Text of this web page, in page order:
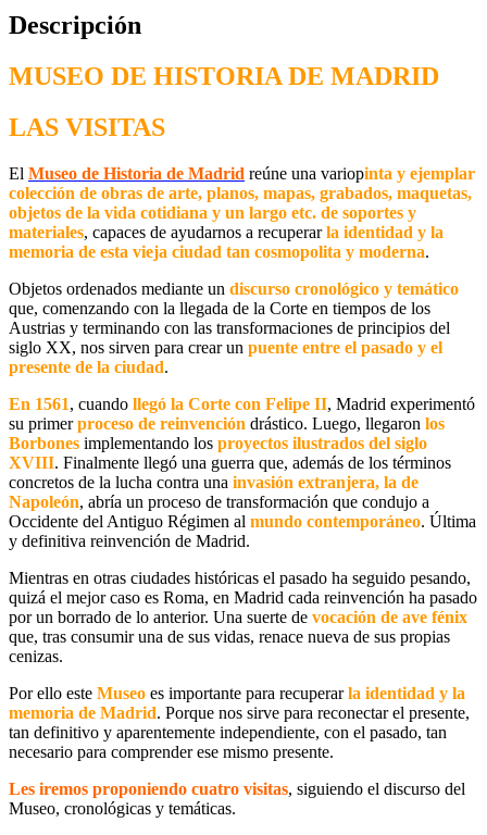
Descripción
MUSEO DE HISTORIA DE MADRID
LAS VISITAS
El Museo de Historia de Madrid reúne una variopinta y ejemplar
colección de obras de arte, planos, mapas, grabados, maquetas,
objetos de la vida cotidiana y un largo etc. de soportes y
materiales, capaces de ayudarnos a recuperarla identidad y la
memoria de esta vieja ciudad tan cosmopolita y moderna.
Objetos ordenados mediante un discurso cronológico y temático
que, comenzando con la llegada de la Corte en tiempos de los
Austrias y terminando con las transformaciones de principios del
siglo XX, nos sirven para crear un puente entre el pasado y el
presente de la ciudad.
En 1561, cuando llegó la Corte con Felipe II, Madrid experimentó
su primerproceso de reinvención drástico. Luego, llegaron los
Borbones implementando los proyectos ilustrados del siglo
XVIII. Finalmente llegó una guerra que, además de los términos
concretos de la lucha contra una invasión extranjera, la de
Napoleón, abría un proceso de transformación que condujo a
Occidente del Antiguo Régimen al mundo contemporáneo. Última
y definitiva reinvención de Madrid.
Mientras en otras ciudades históricas el pasado ha seguido pesando,
quizá el mejor caso es Roma, en Madrid cada reinvención ha pasado
por un borrado de lo anterior. Una suerte de vocación de ave fénix
que, tras consumir una de sus vidas, renace nueva de sus propias
cenizas.
Por ello este Museo es importante para recuperar la identidad y la
memoria de Madrid. Porque nos sirve para reconectar el presente,
tan definitivo y aparentemente independiente, con el pasado, tan
necesario para comprender ese mismo presente.
Les iremos proponiendo cuatro visitas, siguiendo el discurso del
Museo, cronológicas y temáticas.